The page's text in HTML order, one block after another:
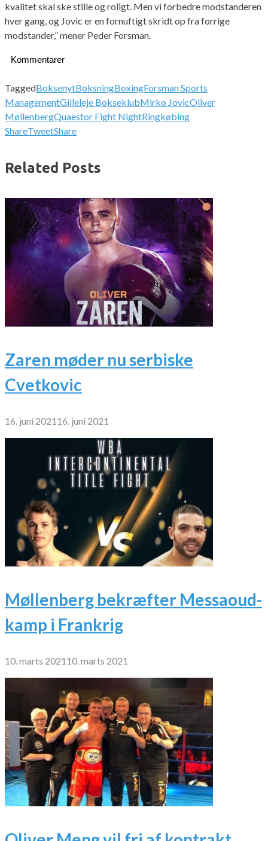
kvalitet skal ske stille og roligt. Men vi forbedre modstanderen
hver gang, og Jovic er en fornuftigt skridt op fra forrige
modstander,” mener Peder Forsman.
Kommentarer
TaggedBoksenytBoksningBoxingForsman Sports
ManagementGilleleje BokseklubMirko JovicOliver
MøllenbergQuaestor Fight NightRingkøbing
ShareTweetShare
Related Posts
Zaren møder nu serbiske
Cvetkovic
16. juni 2021 16. juni 2021
Møllenberg bekræfter Messaoud-
kamp i Frankrig
10. marts 2021 10. marts 2021